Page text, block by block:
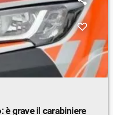
è grave il carabiniere